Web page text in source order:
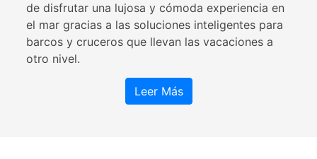
de disfrutar una lujosa y cómoda experiencia en
el mar gracias a las soluciones inteligentes para
barcos y cruceros que llevan las vacaciones a
otro nivel.
Leer Más